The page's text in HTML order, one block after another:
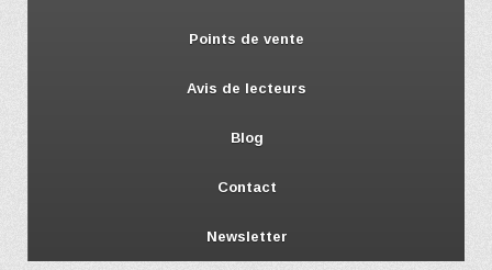
Points de vente
Avis de lecteurs
Blog
Contact
Newsletter